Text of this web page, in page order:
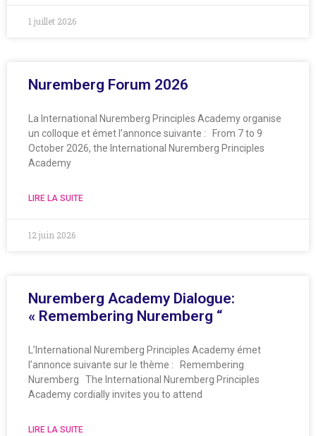
1 juillet 2026
Nuremberg Forum 2026
La International Nuremberg Principles Academy organise
un colloque et émet l’annonce suivante : From 7 to 9
October 2026, the International Nuremberg Principles
Academy
LIRE LA SUITE
12 juin 2026
Nuremberg Academy Dialogue:
« Remembering Nuremberg “
L’International Nuremberg Principles Academy émet
l’annonce suivante sur le thème : Remembering
Nuremberg The International Nuremberg Principles
Academy cordially invites you to attend
LIRE LA SUITE